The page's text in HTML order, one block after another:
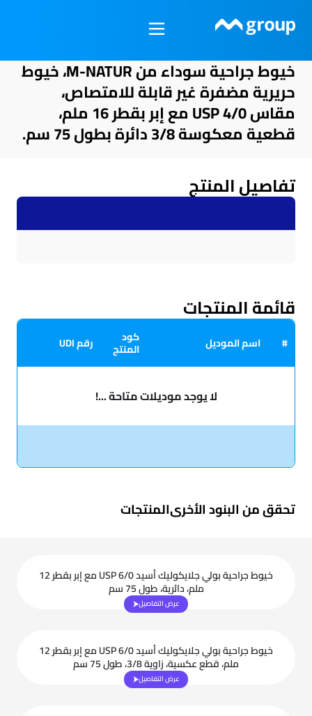
المحتوى
خيوط جراحية سوداء من M-NATUR، خيوط
حريرية مضفرة غير قابلة للامتصاص،
مقاس USP 4/0 مع إبر بقطر 16 ملم،
قطعية معكوسة 3/8 دائرة بطول 75 سم.
تفاصيل المنتج
قائمة المنتجات
# اسم الموديل كود
المنتج رقم UDI
لا يوجد موديلات متاحة ...!
تحقق من البنود الأخرىالمنتجات
خيوط جراحية بولي جلايكوليك أسيد USP 6/0 مع إبر بقطر 12
ملم، دائرية، طول 75 سم
عرض التفاصيل
خيوط جراحية بولي جلايكوليك أسيد USP 6/0 مع إبر بقطر 12
ملم، قطع عكسية، زاوية 3/8، طول 75 سم
عرض التفاصيل